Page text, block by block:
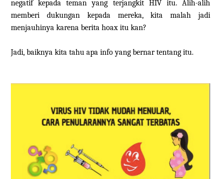
negatif kepada teman yang terjangkit HIV itu. Alih-alih
memberi dukungan kepada mereka, kita malah jadi
menjauhinya karena berita hoax itu kan?
Jadi, baiknya kita tahu apa info yang bernar tentang itu.